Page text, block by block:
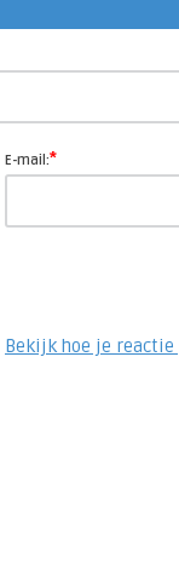
E-mail:*
Bekijk hoe je reactie